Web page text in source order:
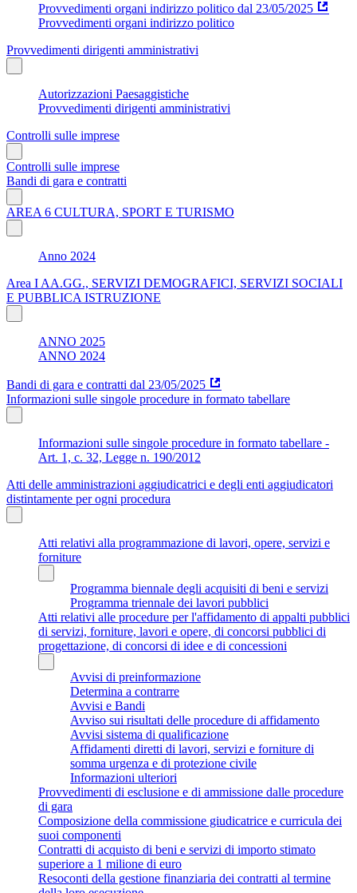
Provvedimenti organi indirizzo politico dal 23/05/2025
Provvedimenti organi indirizzo politico
Provvedimenti dirigenti amministrativi
Autorizzazioni Paesaggistiche
Provvedimenti dirigenti amministrativi
Controlli sulle imprese
Controlli sulle imprese
Bandi di gara e contratti
AREA 6 CULTURA, SPORT E TURISMO
Anno 2024
Area I AA.GG., SERVIZI DEMOGRAFICI, SERVIZI SOCIALI
E PUBBLICA ISTRUZIONE
ANNO 2025
ANNO 2024
Bandi di gara e contratti dal 23/05/2025
Informazioni sulle singole procedure in formato tabellare
Informazioni sulle singole procedure in formato tabellare -
Art. 1, c. 32, Legge n. 190/2012
Atti delle amministrazioni aggiudicatrici e degli enti aggiudicatori
distintamente per ogni procedura
Atti relativi alla programmazione di lavori, opere, servizi e
forniture
Programma biennale degli acquisiti di beni e servizi
Programma triennale dei lavori pubblici
Atti relativi alle procedure per l'affidamento di appalti pubblici
di servizi, forniture, lavori e opere, di concorsi pubblici di
progettazione, di concorsi di idee e di concessioni
Avvisi di preinformazione
Determina a contrarre
Avvisi e Bandi
Avviso sui risultati delle procedure di affidamento
Avvisi sistema di qualificazione
Affidamenti diretti di lavori, servizi e forniture di
somma urgenza e di protezione civile
Informazioni ulteriori
Provvedimenti di esclusione e di ammissione dalle procedure
di gara
Composizione della commissione giudicatrice e curricula dei
suoi componenti
Contratti di acquisto di beni e servizi di importo stimato
superiore a 1 milione di euro
Resoconti della gestione finanziaria dei contratti al termine